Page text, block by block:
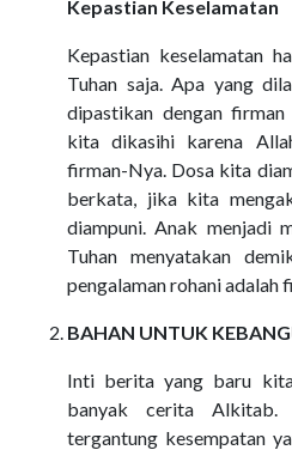
Kepastian Keselamatan
Kepastian keselamatan
Tuhan saja. Apa yang
dipastikan dengan
kita dikasihi karena
firman-Nya. Dosa kita
berkata, jika kita
diampuni. Anak menjadi
Tuhan menyatakan
pengalaman rohani adalah
BAHAN UNTUK
Inti berita yang baru
banyak cerita
tergantung kesempatan